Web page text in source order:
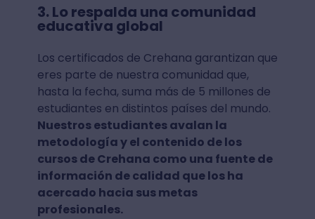
3. Lo respalda una comunidad
educativa global
Los certificados de Crehana garantizan que
eres parte de nuestra comunidad que,
hasta la fecha, suma más de 5 millones de
estudiantes en distintos países del mundo.
Nuestros estudiantes avalan la
metodología y el contenido de los
cursos de Crehana como una fuente de
información de calidad que los ha
acercado hacia sus metas
profesionales.